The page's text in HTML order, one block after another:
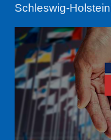
Schleswig-